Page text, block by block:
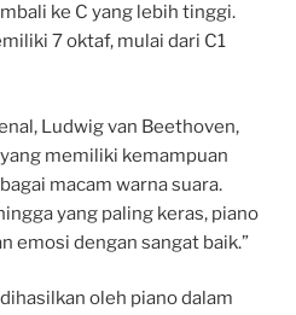
ke C yang lebih tinggi.
7 oktaf, mulai dari C1
Ludwig van Beethoven,
memiliki kemampuan
macam warna suara.
yang paling keras, piano
emosi dengan sangat baik.”
oleh piano dalam